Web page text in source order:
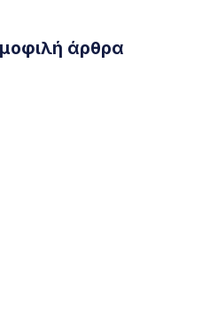
άρθρα